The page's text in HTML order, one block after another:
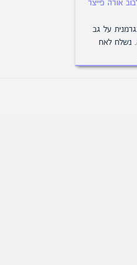
אורה פייצר
על גב
נשלח לאח